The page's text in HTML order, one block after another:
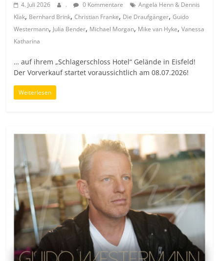
4. Juli 2026 . 0 Kommentare
Angela Henn & Dennis
Klak, Bernhard Brink,Christian Franke, Die Draufgänger,Guido
Westermann, Julia Bender, Michael Morgan, Mike van Hyke,Vanessa
Katharina
… auf ihrem „Schlagerschloss Hotel“ Gelände in Eisfeld!
Der Vorverkauf startet voraussichtlich am 08.07.2026!
Weiterlesen